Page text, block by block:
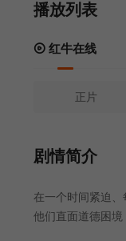
播放列表
红牛在线
正片
剧情简介
在一个时间紧迫
他们直面道德困境